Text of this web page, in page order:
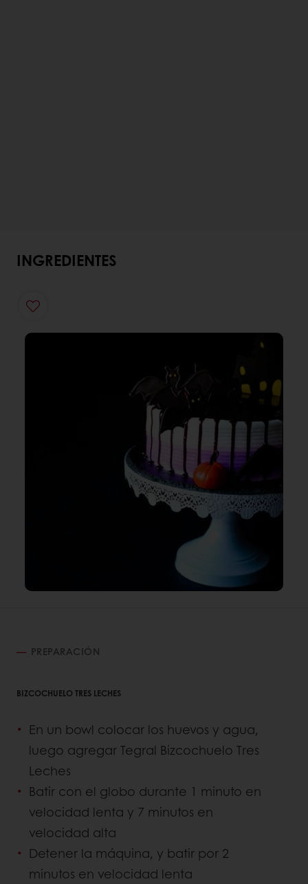
INGREDIENTES
PREPARACIÓN
BIZCOCHUELO TRES LECHES
En un bowl colocar los huevos y agua,
luego agregar Tegral Bizcochuelo Tres
Leches
Batir con el globo durante 1 minuto en
velocidad lenta y 7 minutos en
velocidad alta
Detener la máquina, y batir por 2
minutos en velocidad lenta